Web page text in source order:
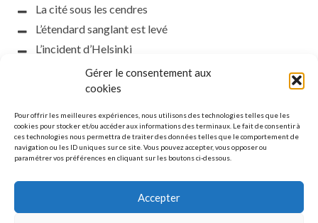
Gérer le consentement aux
cookies
Pour offrir les meilleures expériences, nous utilisons des technologies telles que les
cookies pour stocker et/ou accéder aux informations des terminaux. Le fait de consentir à
ces technologies nous permettra de traiter des données telles que le comportement de
navigation ou les ID uniques sur ce site. Vous pouvez accepter, vous opposer ou
paramétrer vos préférences en cliquant sur les boutons ci-dessous.
Accepter
La cité sous les cendres
L’étendard sanglant est levé
L’incident d’Helsinki
la petite fasciste
Toutes les nuances de la nuit
Que s’obscurcissent le soleil et la lumière
Le silence